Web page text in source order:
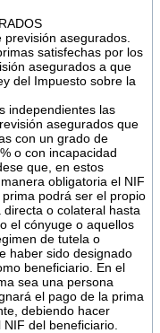
asegurados.
satisfechas por los
asegurados a que
del Impuesto sobre la
independientes las
asegurados que
con un grado de
o con incapacidad
que, en estos
obligatoria el NIF
podrá ser el propio
o colateral hasta
el cónyuge o aquellos
de tutela o
haber sido designado
beneficiario. En el
sea una persona
el pago de la prima
debiendo hacer
del beneficiario.